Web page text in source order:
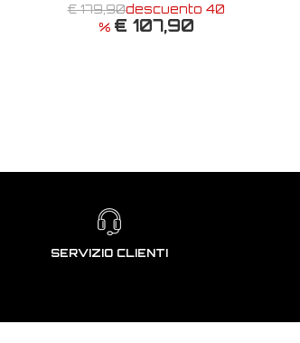
€ 179,90descuento 40
% € 107,90
SERVIZIO CLIENTI